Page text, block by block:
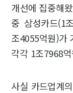
개선에 집중해
중 삼성카드(1
조4055억원)가
각각 1조7968
사실 카드업계